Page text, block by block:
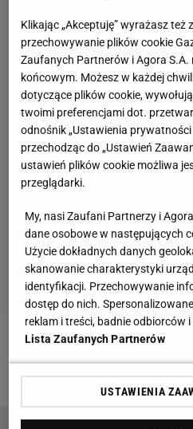
Zobacz wideoDrugie dno w
Lewandowskiego? "Nikt się
Klikając „Akceptuję” wyrażasz też
przechowywanie plików cookie
Zaufanych Partnerów i Agora S.A.
końcowym. Możesz w każdej
dotyczące plików cookie,
twoimi preferencjami dot.
odnośnik „Ustawienia
przechodząc do „Ustawień
ustawień plików cookie możliwa
przeglądarki.
My, nasi Zaufani Partnerzy i
dane osobowe w następujących
Użycie dokładnych danych
skanowanie charakterystyki
identyfikacji. Przechowywanie
dostęp do nich.
reklam i treści, badnie odbiorców i
Lista Zaufanych Partnerów
USTAWIENIA